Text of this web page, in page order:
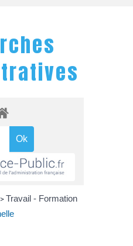
> Travail - Formation